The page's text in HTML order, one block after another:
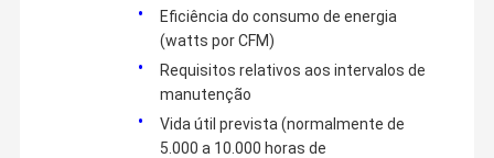
Eficiência do consumo de energia
(watts por CFM)
Requisitos relativos aos intervalos de
manutenção
Vida útil prevista (normalmente de
5.000 a 10.000 horas de